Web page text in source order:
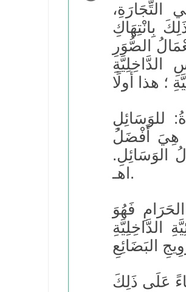
بِانْتِهَاكِ
الصُّوَرِ
الدَّاخِلِيَّةِ
للوَسَائِلِ
هِيَ أَفْضَلُ
الوَسَائِلِ.
اهـ.
فَهُوَ
الدَّاخِلِيَّةِ